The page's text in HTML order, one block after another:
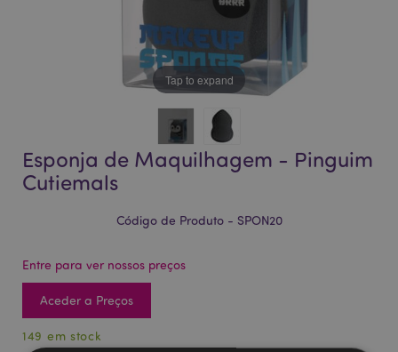
Tap to expand
Esponja de Maquilhagem - Pinguim
Cutiemals
Código de Produto - SPON20
Entre para ver nossos preços
Aceder a Preços
149 em stock